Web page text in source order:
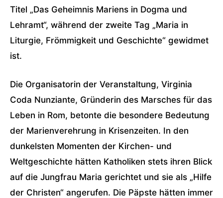
Titel „Das Geheimnis Mariens in Dogma und
Lehramt“, während der zweite Tag „Maria in
Liturgie, Frömmigkeit und Geschichte“ gewidmet
ist.
Die Organisatorin der Veranstaltung, Virginia
Coda Nunziante, Gründerin des Marsches für das
Leben in Rom, betonte die besondere Bedeutung
der Marienverehrung in Krisenzeiten. In den
dunkelsten Momenten der Kirchen- und
Weltgeschichte hätten Katholiken stets ihren Blick
auf die Jungfrau Maria gerichtet und sie als „Hilfe
der Christen“ angerufen. Die Päpste hätten immer